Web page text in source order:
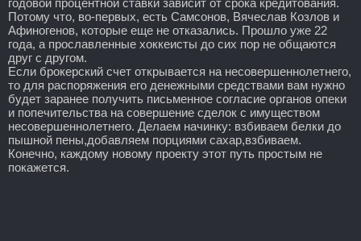
Потому что, во-первых, есть Самсонов, Вячеслав Козлов и
Афиногенов, которые еще не отказались. Прошло уже 22
года, а прославленные хоккеисты до сих пор не общаются
друг с другом.
Если брокерский счет открывается на несовершеннолетнего,
то для распоряжения его денежными средствами вам нужно
будет заранее получить письменное согласие органов опеки
и попечительства на совершение сделок с имуществом
несовершеннолетнего. Делаем начинку: взбиваем белки до
пышной пены,добавляем порциями сахар,взбиваем.
Конечно, каждому новому проекту этот путь простым не
покажется.